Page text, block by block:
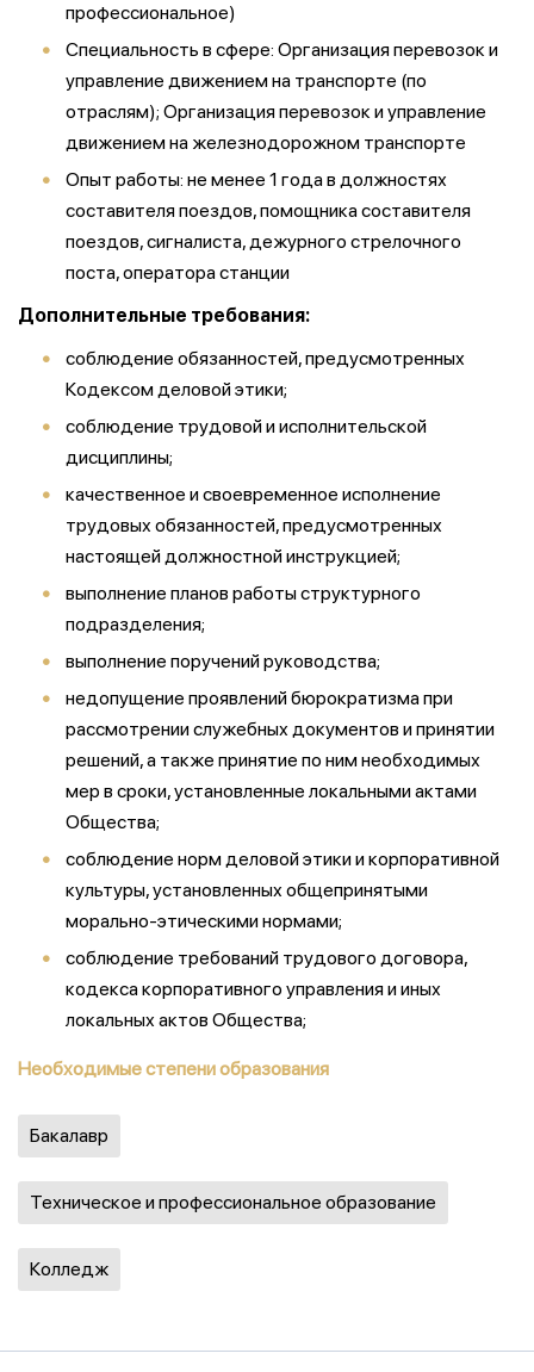
профессиональное)
Специальность в сфере: Организация перевозок и
управление движением на транспорте (по
отраслям); Организация перевозок и управление
движением на железнодорожном транспорте
Опыт работы: не менее 1 года в должностях
составителя поездов, помощника составителя
поездов, сигналиста, дежурного стрелочного
поста, оператора станции
Дополнительные требования:
соблюдение обязанностей, предусмотренных
Кодексом деловой этики;
соблюдение трудовой и исполнительской
дисциплины;
качественное и своевременное исполнение
трудовых обязанностей, предусмотренных
настоящей должностной инструкцией;
выполнение планов работы структурного
подразделения;
выполнение поручений руководства;
недопущение проявлений бюрократизма при
рассмотрении служебных документов и принятии
решений, а также принятие по ним необходимых
мер в сроки, установленные локальными актами
Общества;
соблюдение норм деловой этики и корпоративной
культуры, установленных общепринятыми
морально-этическими нормами;
соблюдение требований трудового договора,
кодекса корпоративного управления и иных
локальных актов Общества;
Необходимые степени образования
Бакалавр
Техническое и профессиональное образование
Колледж